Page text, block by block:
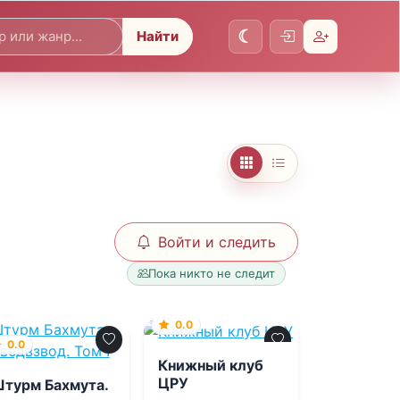
Найти
Войти и следить
Пока никто не следит
0.0
Бахмута.
0.0
Книжный клуб
ЦРУ